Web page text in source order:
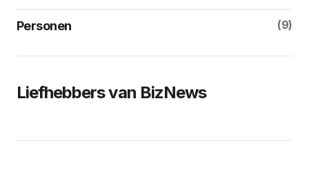
Personen (9)
Liefhebbers van BizNews